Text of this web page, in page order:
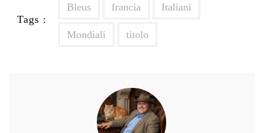
Tags :
Bleus francia Italiani
Mondiali titolo